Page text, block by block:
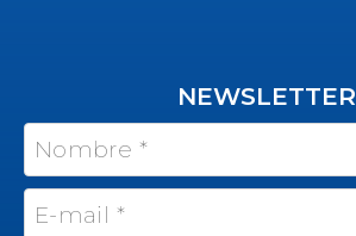
NEWSLETTER